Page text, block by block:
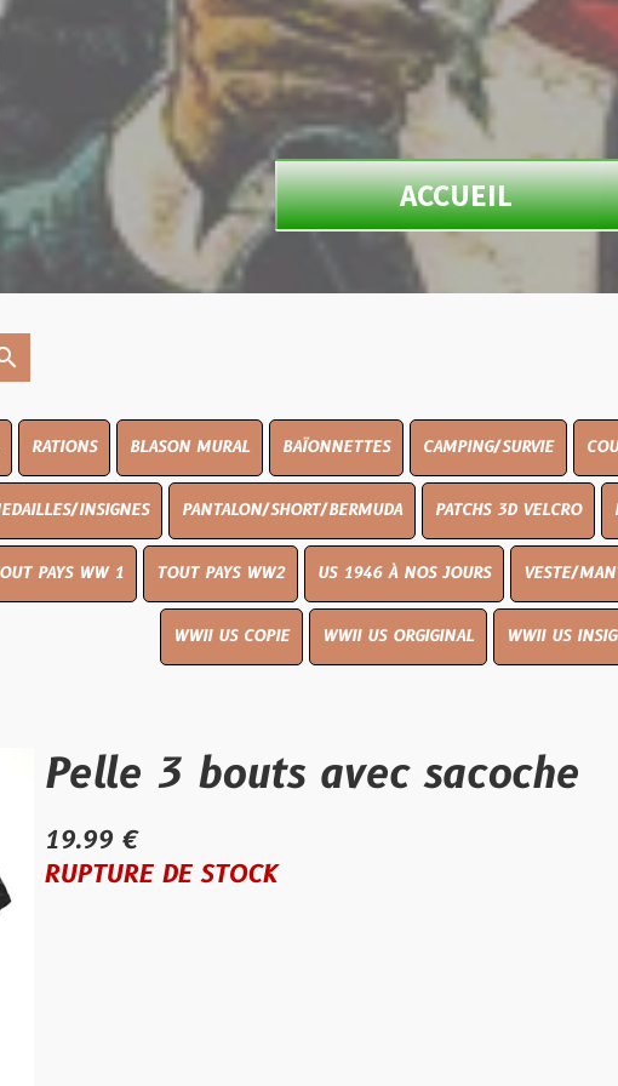
ACCUEIL
BLASON MURAL BAÏONNETTES CAMPING/SURVIE COUTELLERIE
PANTALON/SHORT/BERMUDA PATCHS 3D VELCRO PEINTURE
1 TOUT PAYS WW2 US 1946 À NOS JOURS VESTE/MANTEAU
WWII US COPIE WWII US ORGIGINAL WWII US INSIGNES
3 bouts avec sacoche
DE STOCK